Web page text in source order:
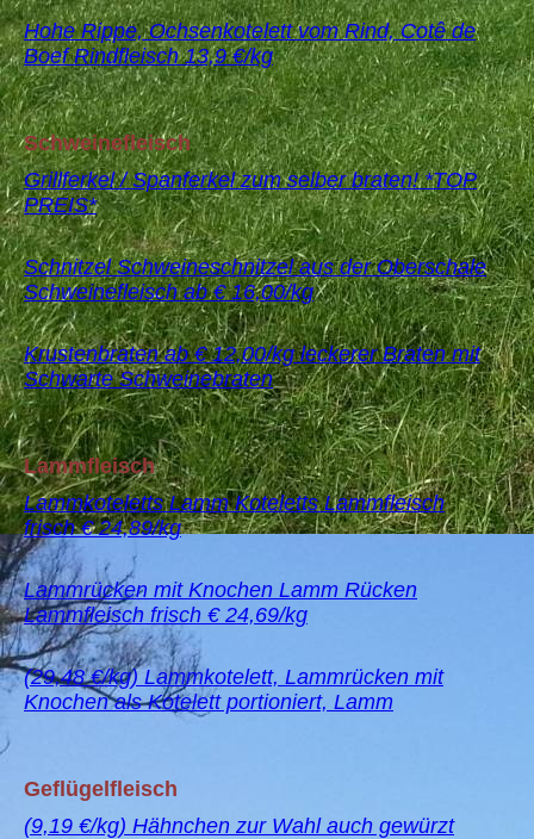
Hohe Rippe, Ochsenkotelett vom Rind, Cotê de
Boef Rindfleisch 13,9 €/kg
Schweinefleisch
Grillferkel / Spanferkel zum selber braten! *TOP
PREIS*
Schnitzel Schweineschnitzel aus der Oberschale
Schweinefleisch ab € 16,00/kg
Krustenbraten ab € 12,00/kg leckerer Braten mit
Schwarte Schweinebraten
Lammfleisch
Lammkoteletts Lamm Koteletts Lammfleisch
frisch € 24,89/kg
Lammrücken mit Knochen Lamm Rücken
Lammfleisch frisch € 24,69/kg
(29,48 €/kg) Lammkotelett, Lammrücken mit
Knochen als Kotelett portioniert, Lamm
Geflügelfleisch
(9,19 €/kg) Hähnchen zur Wahl auch gewürzt